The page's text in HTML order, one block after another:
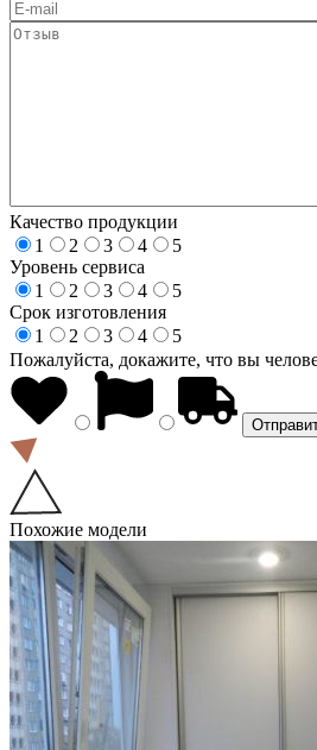
Качество продукции
1
2 3 4
5
Уровень сервиса
1
2 3 4
5
Срок изготовления
1
2 3 4
5
Пожалуйста, докажите, что вы
Похожие модели